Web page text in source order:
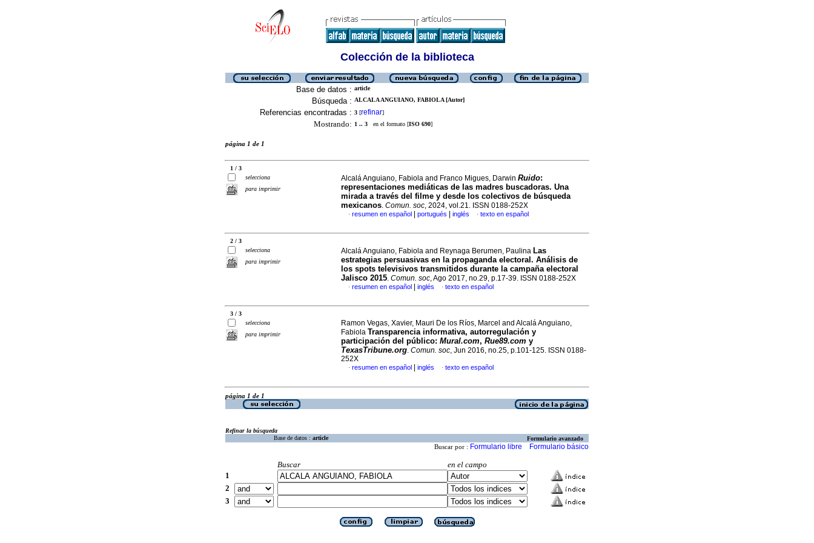
Colección de la biblioteca
Base de datos : article
Búsqueda : ALCALA ANGUIANO, FABIOLA [Autor]
Referencias encontradas : 3 [refinar]
Mostrando: 1 .. 3 en el formato [ISO 690]
página 1 de 1
1 / 3
selecciona
para imprimir
Alcalá Anguiano, Fabiola and Franco Migues, Darwin Ruido:
representaciones mediáticas de las madres buscadoras. Una
mirada a través del filme y desde los colectivos de búsqueda
mexicanos. Comun. soc, 2024, vol.21. ISSN 0188-252X
· resumen en español portugués inglés · texto en español
2 / 3
selecciona
para imprimir
Alcalá Anguiano, Fabiola and Reynaga Berumen, Paulina Las
estrategias persuasivas en la propaganda electoral. Análisis de
los spots televisivos transmitidos durante la campaña electoral
Jalisco 2015. Comun. soc, Ago 2017, no.29, p.17-39. ISSN 0188-252X
· resumen en español inglés · texto en español
3 / 3
selecciona
para imprimir
Ramon Vegas, Xavier, Mauri De los Ríos, Marcel and Alcalá Anguiano,
Fabiola Transparencia informativa, autorregulación y
participación del público: Mural.com, Rue89.com y
TexasTribune.org. Comun. soc, Jun 2016, no.25, p.101-125. ISSN 0188-
252X
· resumen en español inglés · texto en español
página 1 de 1
Refinar la búsqueda
Base de datos : article Formulario avanzado
Buscar por : Formulario libre Formulario básico
Buscar
en el campo
1
2
3